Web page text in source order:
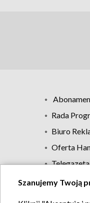
Rada
Biuro
Oferta
Szanujemy Twoją